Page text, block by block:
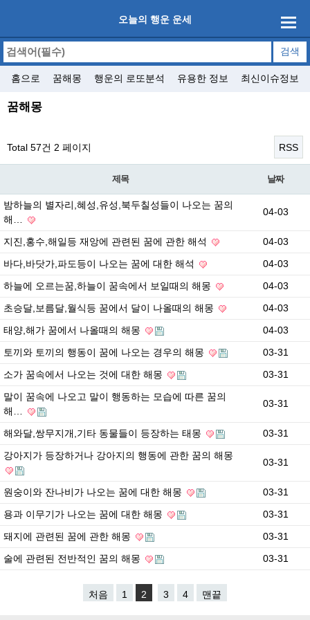
오늘의 행운 운세
홈으로 꿈해몽 행운의 로또분석 유용한 정보 최신이슈정보
꿈해몽
Total 57건 2 페이지 RSS
제목 날짜
밤하늘의 별자리,혜성,유성,북두칠성들이 나오는 꿈의
해…
04-03
지진,홍수,해일등 재앙에 관련된 꿈에 관한 해석
04-03
바다,바닷가,파도등이 나오는 꿈에 대한 해석
04-03
하늘에 오르는꿈,하늘이 꿈속에서 보일때의 해몽
04-03
초승달,보름달,월식등 꿈에서 달이 나올때의 해몽
04-03
태양,해가 꿈에서 나올때의 해몽
04-03
토끼와 토끼의 행동이 꿈에 나오는 경우의 해몽
03-31
소가 꿈속에서 나오는 것에 대한 해몽
03-31
말이 꿈속에 나오고 말이 행동하는 모습에 따른 꿈의
해…
03-31
해와달,쌍무지개,기타 동물들이 등장하는 태몽
03-31
강아지가 등장하거나 강아지의 행동에 관한 꿈의 해몽
03-31
원숭이와 잔나비가 나오는 꿈에 대한 해몽
03-31
용과 이무기가 나오는 꿈에 대한 해몽
03-31
돼지에 관련된 꿈에 관한 해몽
03-31
술에 관련된 전반적인 꿈의 해몽
03-31
처음 1 2 3 4 맨끝